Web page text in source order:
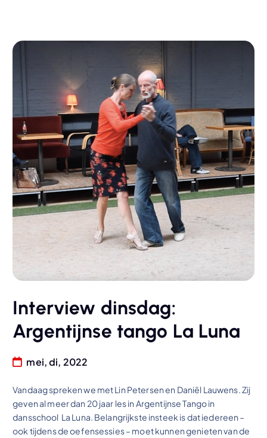
Interview dinsdag:
Argentijnse tango La Luna
mei, di, 2022
Vandaag spreken we met Lin Petersen en Daniël Lauwens. Zij
geven al meer dan 20 jaar les in Argentijnse Tango in
dansschool La Luna. Belangrijkste insteek is dat iedereen –
ook tijdens de oefensessies – moet kunnen genieten van de